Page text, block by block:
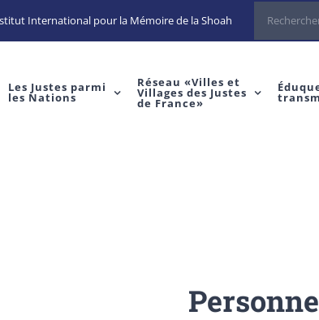
International pour la Mémoire de la Shoah Rechercher
Les Justes parmi
les Nations
Réseau «Villes et
Villages des Justes
de France»